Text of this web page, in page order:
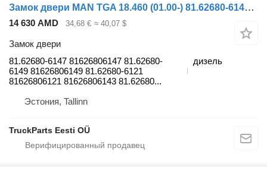
Замок двери MAN TGA 18.460 (01.00-) 81.62680-6147 для тягача MAN 4-series, TGA (1993-2009)
14 630 AMD 34,68 € ≈ 40,07 $
Замок двери
81.62680-6147 81626806147 81.62680-
6149 81626806149 81.62680-6121
81626806121 81626806143 81.62680...
дизель
Эстония, Tallinn
TruckParts Eesti OÜ